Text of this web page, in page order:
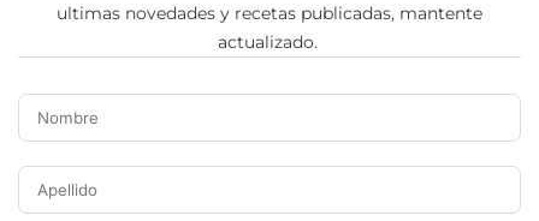
ultimas novedades y recetas publicadas, mantente
actualizado.